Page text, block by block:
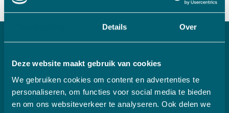
Details Over
Deze website maakt gebruik van cookies
We gebruiken cookies om content en advertenties te
personaliseren, om functies voor social media te bieden
en om ons websiteverkeer te analyseren. Ook delen we
Betrokkenheid VADO
“Brabant” door de families Van Kempen en Van
Ettro die samen met de familie Van Doorne vanaf